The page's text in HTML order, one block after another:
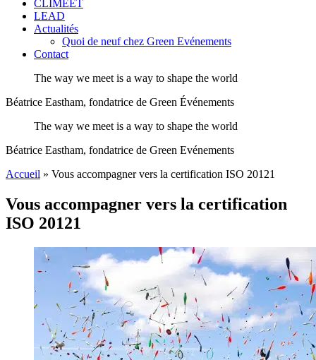
CLIMEET
LEAD
Actualités
Quoi de neuf chez Green Evénements
Contact
The way we meet is a way to shape the world
Béatrice Eastham, fondatrice de Green Événements
The way we meet is a way to shape the world
Béatrice Eastham, fondatrice de Green Evénements
Accueil » Vous accompagner vers la certification ISO 20121
Vous accompagner vers la certification
ISO 20121